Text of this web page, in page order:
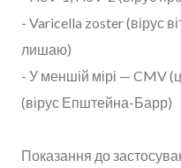
- Varicella zoster (вірус
лишаю)
- У меншій мірі — CMV
(вірус Епштейна-Барр)
Показання до